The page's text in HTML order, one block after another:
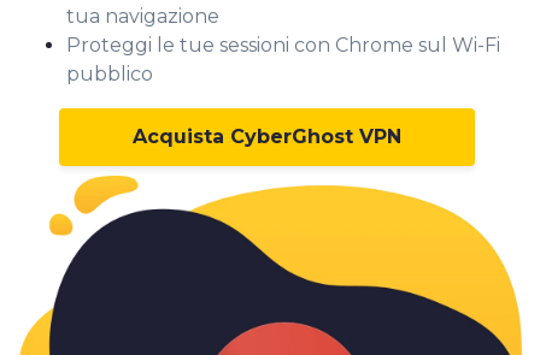
tua navigazione
Proteggi le tue sessioni con Chrome sul Wi-Fi
pubblico
Acquista CyberGhost VPN